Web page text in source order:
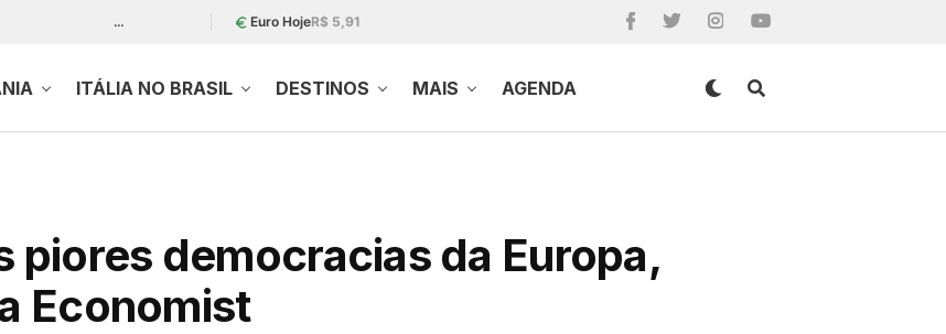
… Euro HojeR$ 5,91
ITÁLIA NO BRASIL DESTINOS MAIS AGENDA
piores democracias da Europa,
Economist